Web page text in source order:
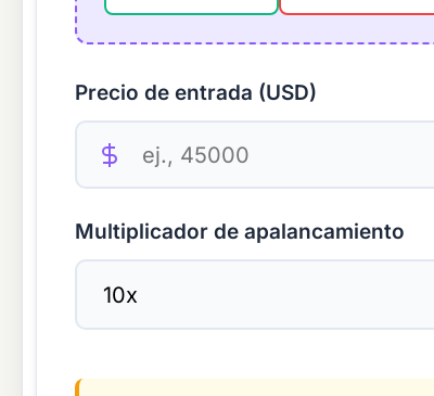
Precio de entrada (USD)
Multiplicador de apalancamiento